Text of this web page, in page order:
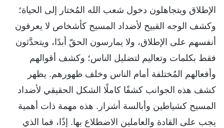
الإطلاق ويتجاهلون دخول شعب الله المُختار إلى الحياة؛
وكشف الوجه القبيح لأضداد المسيح كأشخاص لا يعرفون
أنفسهم على الإطلاق، ولا يمارسون الحقّ أبدًا، ويتحدَّثون
فقط بكلمات وتعاليم لتضليل الناس؛ وكشف أقوالهم
وأفعالهم المُختلفة أمام الناس وخلف ظهورهم. يظهر
كشف هذه الجوانب كشفًا كاملًا الشكل الحقيقي لأضداد
المسيح كشياطين وأبالسة أشرار. هذه مهمة ذات أهمية
يجب على القادة والعاملين الاضطلاع بها. إذًا، فما الذي